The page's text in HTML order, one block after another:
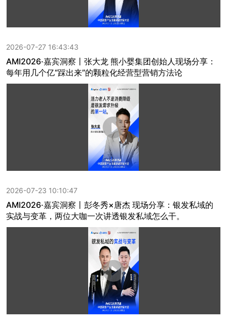
2026-07-27 16:43:43
AMI2026·嘉宾洞察丨张大龙 熊小婴集团创始人现场分享：
每年用几个亿“踩出来”的颗粒化经营型营销方法论
2026-07-23 10:10:47
AMI2026·嘉宾洞察丨彭冬秀×唐杰 现场分享：银发私域的
实战与变革，两位大咖一次讲透银发私域怎么干。